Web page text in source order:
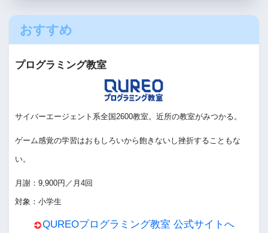
おすすめ
プログラミング教室
サイバーエージェント系全国2600教室。近所の教室がみつかる。
ゲーム感覚の学習はおもしろいから飽きないし挫折することもな
い。
月謝：9,900円／月4回
対象：小学生
QUREOプログラミング教室 公式サイトへ